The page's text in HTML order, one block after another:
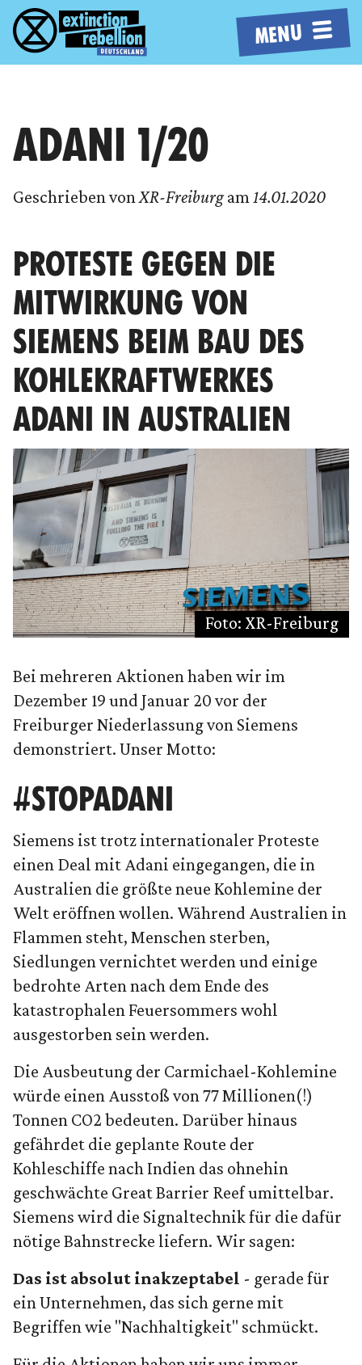
MENU
ADANI 1/20
Geschrieben von XR-Freiburgam 14.01.2020
PROTESTE GEGEN DIE
MITWIRKUNG VON
SIEMENS BEIM BAU DES
KOHLEKRAFTWERKES
ADANI IN AUSTRALIEN
Foto: XR-Freiburg
Bei mehreren Aktionen haben wir im
Dezember 19 und Januar 20 vor der
Freiburger Niederlassung von Siemens
demonstriert. Unser Motto:
#STOPADANI
Siemens ist trotz internationaler Proteste
einen Deal mit Adani eingegangen, die in
Australien die größte neue Kohlemine der
Welt eröffnen wollen. Während Australien in
Flammen steht, Menschen sterben,
Siedlungen vernichtet werden und einige
bedrohte Arten nach dem Ende des
katastrophalen Feuersommers wohl
ausgestorben sein werden.
Die Ausbeutung der Carmichael-Kohlemine
würde einen Ausstoß von 77 Millionen(!)
Tonnen CO2 bedeuten. Darüber hinaus
gefährdet die geplante Route der
Kohleschiffe nach Indien das ohnehin
geschwächte Great Barrier Reef umittelbar.
Siemens wird die Signaltechnik für die dafür
nötige Bahnstrecke liefern. Wir sagen:
Das ist absolut inakzeptabel - gerade für
ein Unternehmen, das sich gerne mit
Begriffen wie "Nachhaltigkeit" schmückt.